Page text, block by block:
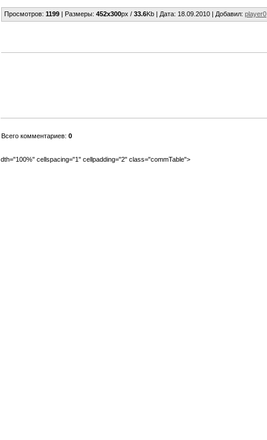
Просмотров: 1199 | Размеры: 452x300px / 33.6Kb | Дата: 18.09.2010 | Добавил: player0
Всего комментариев: 0
dth="100%" cellspacing="1" cellpadding="2" class="commTable">